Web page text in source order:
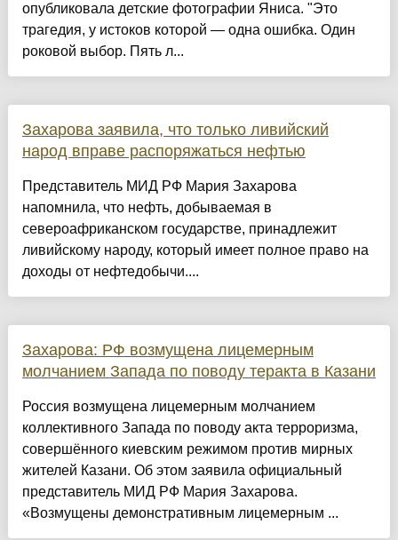
опубликовала детские фотографии Яниса. "Это
трагедия, у истоков которой — одна ошибка. Один
роковой выбор. Пять л...
Захарова заявила, что только ливийский
народ вправе распоряжаться нефтью
Представитель МИД РФ Мария Захарова
напомнила, что нефть, добываемая в
североафриканском государстве, принадлежит
ливийскому народу, который имеет полное право на
доходы от нефтедобычи....
Захарова: РФ возмущена лицемерным
молчанием Запада по поводу теракта в Казани
Россия возмущена лицемерным молчанием
коллективного Запада по поводу акта терроризма,
совершённого киевским режимом против мирных
жителей Казани. Об этом заявила официальный
представитель МИД РФ Мария Захарова.
«Возмущены демонстративным лицемерным ...